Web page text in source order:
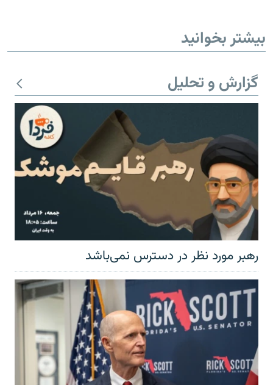
بیشتر بخوانید
گزارش و تحلیل
رهبر مورد نظر در دسترس نمی‌باشد